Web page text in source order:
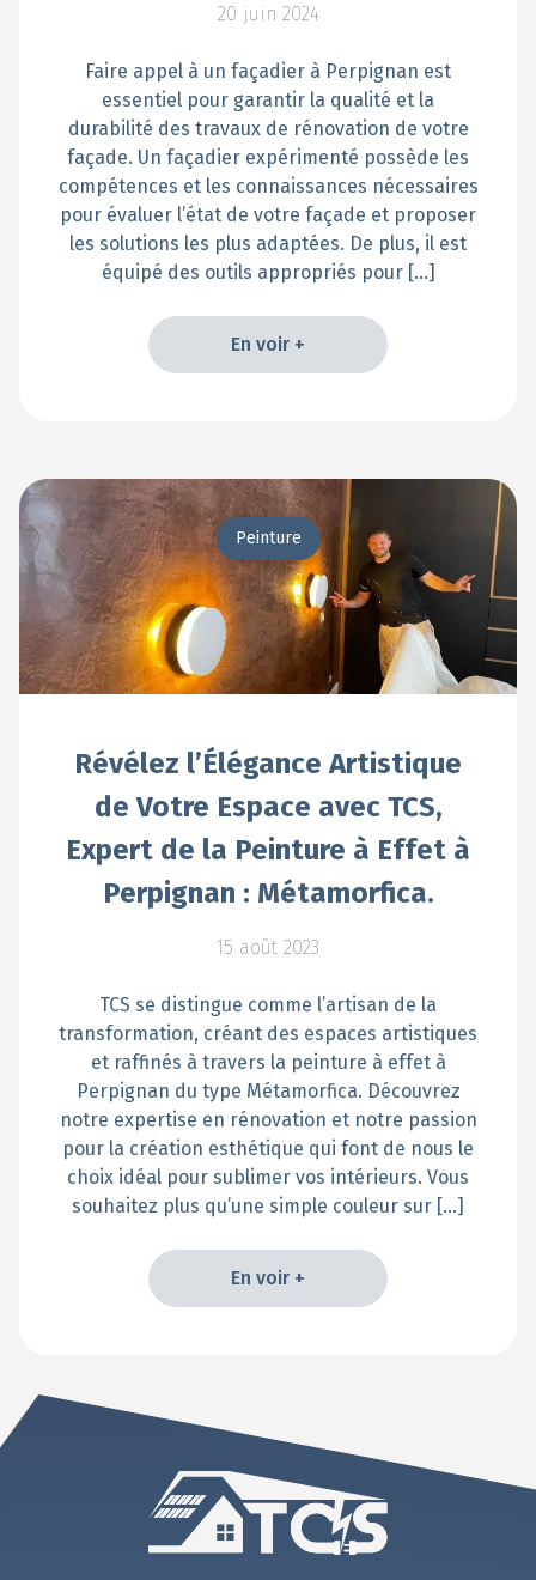
20 juin 2024
Faire appel à un façadier à Perpignan est
essentiel pour garantir la qualité et la
durabilité des travaux de rénovation de votre
façade. Un façadier expérimenté possède les
compétences et les connaissances nécessaires
pour évaluer l’état de votre façade et proposer
les solutions les plus adaptées. De plus, il est
équipé des outils appropriés pour […]
En voir +
Peinture
Révélez l’Élégance Artistique
de Votre Espace avec TCS,
Expert de la Peinture à Effet à
Perpignan : Métamorfica.
15 août 2023
TCS se distingue comme l’artisan de la
transformation, créant des espaces artistiques
et raffinés à travers la peinture à effet à
Perpignan du type Métamorfica. Découvrez
notre expertise en rénovation et notre passion
pour la création esthétique qui font de nous le
choix idéal pour sublimer vos intérieurs. Vous
souhaitez plus qu’une simple couleur sur […]
En voir +